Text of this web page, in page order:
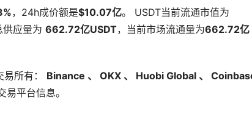
，24h成价额是$10.07亿。 USDT当前流通市值为
供应量为 662.72亿USDT，当前市场流通量为662.72亿
所有： Binance 、 OKX 、 Huobi Global 、
易平台信息。